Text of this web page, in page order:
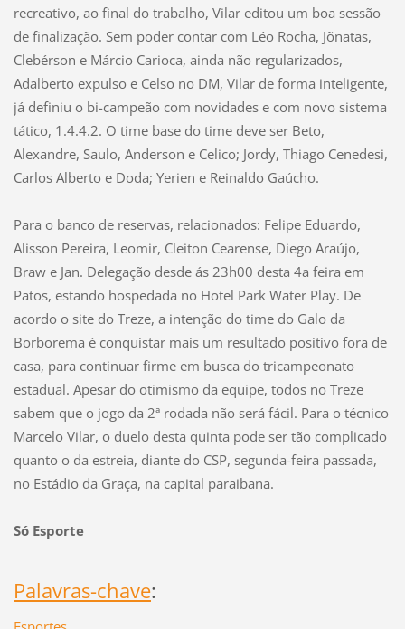
recreativo, ao final do trabalho, Vilar editou um boa sessão
de finalização. Sem poder contar com Léo Rocha, Jõnatas,
Clebérson e Márcio Carioca, ainda não regularizados,
Adalberto expulso e Celso no DM, Vilar de forma inteligente,
já definiu o bi-campeão com novidades e com novo sistema
tático, 1.4.4.2. O time base do time deve ser Beto,
Alexandre, Saulo, Anderson e Celico; Jordy, Thiago Cenedesi,
Carlos Alberto e Doda; Yerien e Reinaldo Gaúcho.
Para o banco de reservas, relacionados: Felipe Eduardo,
Alisson Pereira, Leomir, Cleiton Cearense, Diego Araújo,
Braw e Jan. Delegação desde ás 23h00 desta 4a feira em
Patos, estando hospedada no Hotel Park Water Play. De
acordo o site do Treze, a intenção do time do Galo da
Borborema é conquistar mais um resultado positivo fora de
casa, para continuar firme em busca do tricampeonato
estadual. Apesar do otimismo da equipe, todos no Treze
sabem que o jogo da 2ª rodada não será fácil. Para o técnico
Marcelo Vilar, o duelo desta quinta pode ser tão complicado
quanto o da estreia, diante do CSP, segunda-feira passada,
no Estádio da Graça, na capital paraibana.
Só Esporte
Palavras-chave: